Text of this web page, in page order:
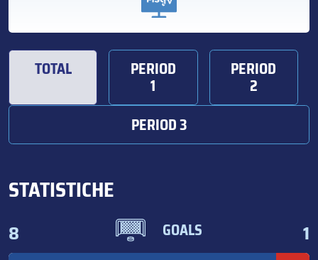
TOTAL PERIOD
1
PERIOD
2
PERIOD 3
STATISTICHE
8 GOALS 1